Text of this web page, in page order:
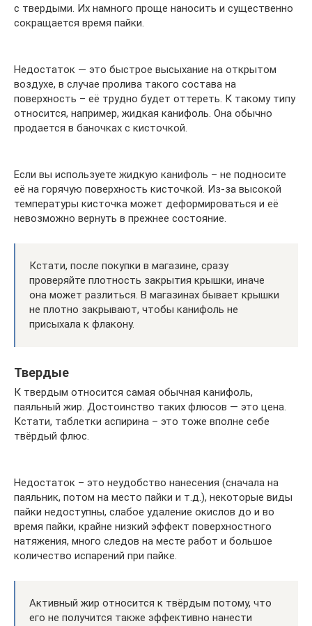
с твердыми. Их намного проще наносить и существенно
сокращается время пайки.
Недостаток — это быстрое высыхание на открытом
воздухе, в случае пролива такого состава на
поверхность – её трудно будет оттереть. К такому типу
относится, например, жидкая канифоль. Она обычно
продается в баночках с кисточкой.
Если вы используете жидкую канифоль – не подносите
её на горячую поверхность кисточкой. Из-за высокой
температуры кисточка может деформироваться и её
невозможно вернуть в прежнее состояние.
Кстати, после покупки в магазине, сразу
проверяйте плотность закрытия крышки, иначе
она может разлиться. В магазинах бывает крышки
не плотно закрывают, чтобы канифоль не
присыхала к флакону.
Твердые
К твердым относится самая обычная канифоль,
паяльный жир. Достоинство таких флюсов — это цена.
Кстати, таблетки аспирина – это тоже вполне себе
твёрдый флюс.
Недостаток – это неудобство нанесения (сначала на
паяльник, потом на место пайки и т.д.), некоторые виды
пайки недоступны, слабое удаление окислов до и во
время пайки, крайне низкий эффект поверхностного
натяжения, много следов на месте работ и большое
количество испарений при пайке.
Активный жир относится к твёрдым потому, что
его не получится также эффективно нанести